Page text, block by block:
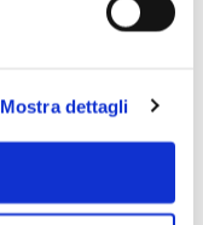
Mostra dettagli